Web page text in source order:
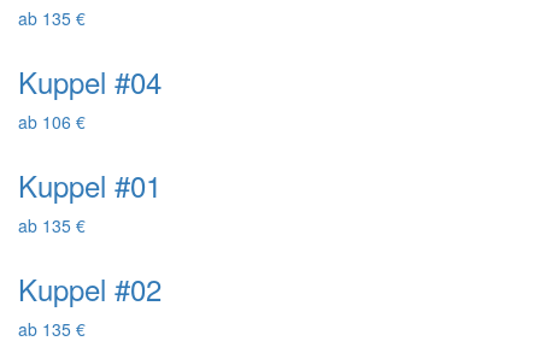
ab 135 €
Kuppel #04
ab 106 €
Kuppel #01
ab 135 €
Kuppel #02
ab 135 €